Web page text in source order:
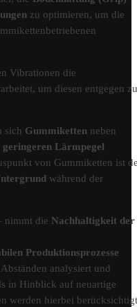
zu optimieren, um die
Vibrationen die
um diesen entgegen zu
sich Gummiketten neben
geringeren Lärmpegel
von Gummiketten ist
während der
nimmt die Nachhaltigkeit der
Produktionsprozesse
analysiert und
in Hinblick auf neuartige
werden hierbei